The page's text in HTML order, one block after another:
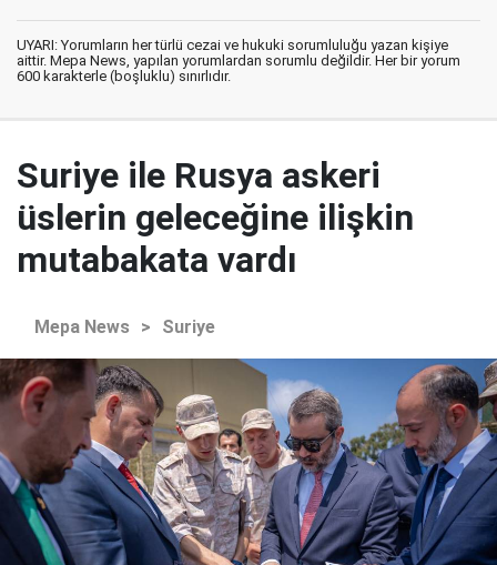
UYARI: Yorumların her türlü cezai ve hukuki sorumluluğu yazan kişiye
aittir. Mepa News, yapılan yorumlardan sorumlu değildir. Her bir yorum
600 karakterle (boşluklu) sınırlıdır.
Suriye ile Rusya askeri
üslerin geleceğine ilişkin
mutabakata vardı
Mepa News > Suriye